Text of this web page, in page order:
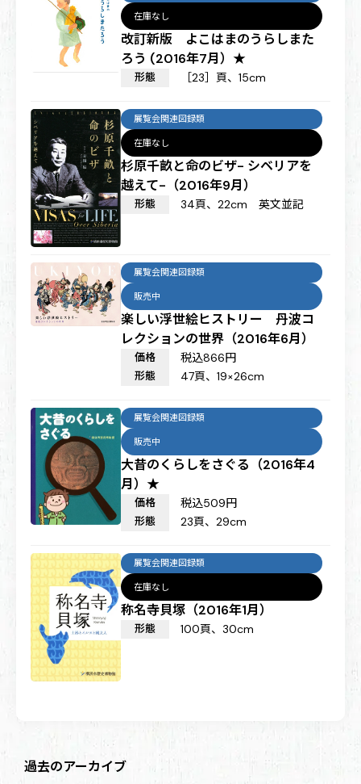
改訂新版 よこはまのうらしまた
ろう (2016年7月）★
在庫なし
形態 ［23］頁、15cm
杉原千畝と命のビザ- シベリアを
越えて-（2016年9月）
展覧会関連図録類
在庫なし
形態 34頁、22cm 英文並記
楽しい浮世絵ヒストリー 丹波コ
レクションの世界（2016年6月）
展覧会関連図録類
販売中
価格 税込866円
形態 47頁、19×26cm
大昔のくらしをさぐる（2016年4
月）★
展覧会関連図録類
販売中
価格 税込509円
形態 23頁、29cm
称名寺貝塚（2016年1月）
展覧会関連図録類
在庫なし
形態 100頁、30cm
過去のアーカイブ